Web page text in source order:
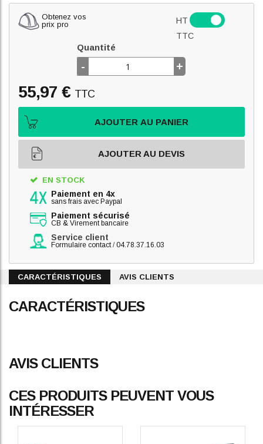
Obtenez vos
prix pro
HT
TTC
Quantité
- +
55,97 € TTC
AJOUTER AU PANIER
AJOUTER AU DEVIS
EN STOCK
Paiement en 4x
sans frais avec Paypal
Paiement sécurisé
CB & Virement bancaire
Service client
Formulaire contact/04.78.37.16.03
CARACTÉRISTIQUES AVIS CLIENTS
CARACTÉRISTIQUES
AVIS CLIENTS
CES PRODUITS PEUVENT VOUS
INTÉRESSER